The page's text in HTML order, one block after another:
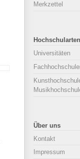
Merkzettel
Hochschularten
Universitäten
Über uns
Kontakt
Impressum